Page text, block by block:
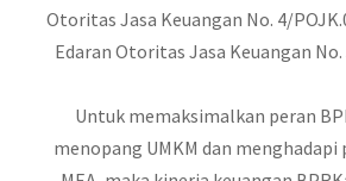
Otoritas Jasa Keuangan No. 4/
Edaran Otoritas Jasa Keuangan No.
Untuk memaksimalkan peran
menopang UMKM dan menghadapi